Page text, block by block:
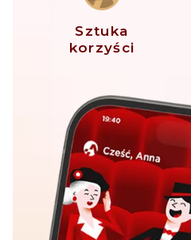
Sztuka
korzyści